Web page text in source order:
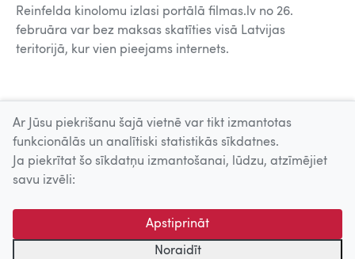
Reinfelda kinolomu izlasi portālā filmas.lv no 26.
februāra var bez maksas skatīties visā Latvijas
teritorijā, kur vien pieejams internets.
Uz augšu
© 2026 Nacionālais Kino centrs, Kultūras informācijas sistēmu
centrs. Sadarbības partneris: Latvijas Valsts
kinofotofonodokumentu arhīvs.
Ar Jūsu piekrišanu šajā vietnē var tikt izmantotas
funkcionālās un analītiski statistikās sīkdatnes.
Ja piekrītat šo sīkdatņu izmantošanai, lūdzu, atzīmējiet
savu izvēli:
Apstiprināt
Noraidīt